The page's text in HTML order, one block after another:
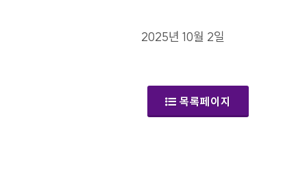
2025년 10월 2일
목록페이지